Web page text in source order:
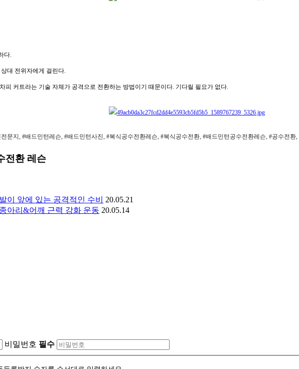
다.
대 전위자에게 걸린다.
커트라는 기술 자체가 공격으로 전환하는 방법이기 때문이다. 기다릴 필요가 없다.
문지, #배드민턴레슨, #배드민턴사진, #복식공수전환레슨, #복식공수전환, #배드민턴공수전환레슨, #공수전환
전환 레슨
이 앞에 있는 공격적인 수비
20.05.21
아리&어깨 근력 강화 운동 20.05.14
비밀번호 필수